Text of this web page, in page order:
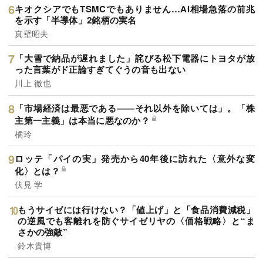
キオクシアでもTSMCでもありません…AI相場急落の前兆
を示す「半導体」2銘柄の実名
真壁昭夫
「大雪で納品が遅れました」詫びる松下電器にトヨタが放
った言葉がド正論すぎてぐうの音も出ない
川上 徹也
「市場経済は最悪である――それ以外を除いては」。「株
主第一主義」は本当に悪なのか？
橘玲
ロッテ「パイの実」発売から40年後に訪れた〈意外な変
化〉とは？
伏見 学
もうサイゼには行けない？「値上げ」と「食品消費減税」
の逆風でも客離れを防ぐサイゼリヤの〈価格戦略〉と“ま
さかの強敵”
鈴木貴博